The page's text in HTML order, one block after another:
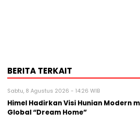
BERITA TERKAIT
Sabtu, 8 Agustus 2026 - 14:26 WIB
Himel Hadirkan Visi Hunian Modern
Global “Dream Home”